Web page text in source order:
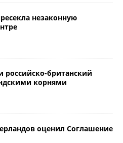
незаконную
российско-британский
корнями
оценил Соглашение